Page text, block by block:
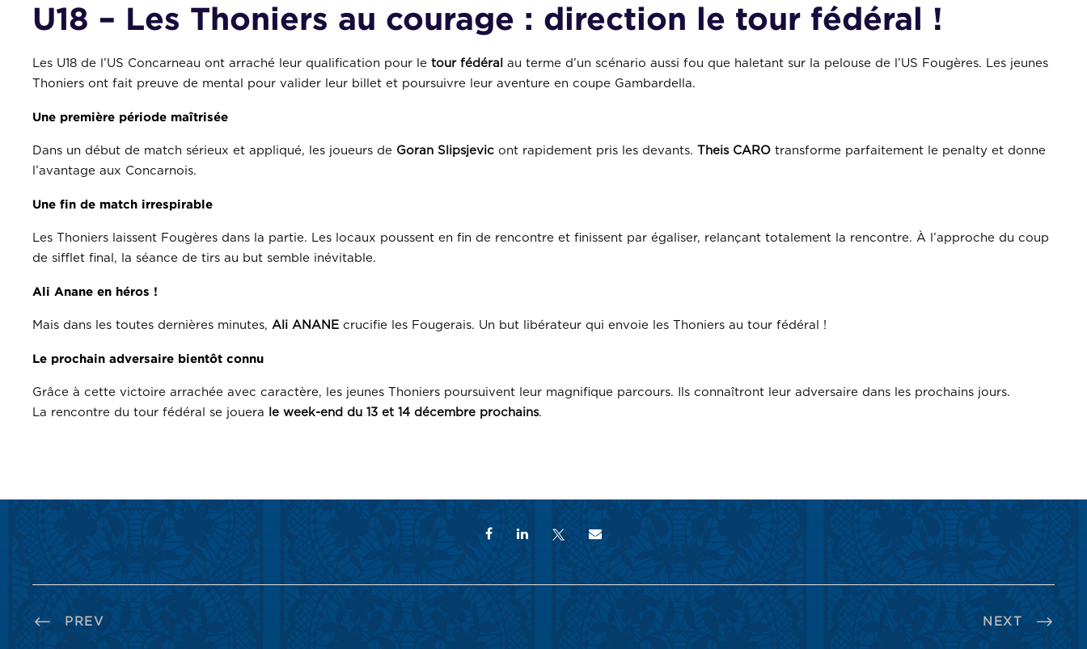
U18 – Les Thoniers au courage : direction le tour fédéral !
Les U18 de l’US Concarneau ont arraché leur qualification pour le tour fédéral au terme d’un scénario aussi fou que haletant sur la pelouse de l’US Fougères. Les jeunes
Thoniers ont fait preuve de mental pour valider leur billet et poursuivre leur aventure en coupe Gambardella.
Une première période maîtrisée
Dans un début de match sérieux et appliqué, les joueurs de Goran Slipsjevic ont rapidement pris les devants. Theis CARO transforme parfaitement le penalty et donne
l’avantage aux Concarnois.
Une fin de match irrespirable
Les Thoniers laissent Fougères dans la partie. Les locaux poussent en fin de rencontre et finissent par égaliser, relançant totalement la rencontre. À l’approche du coup
de sifflet final, la séance de tirs au but semble inévitable.
Ali Anane en héros !
Mais dans les toutes dernières minutes, Ali ANANE crucifie les Fougerais. Un but libérateur qui envoie les Thoniers au tour fédéral !
Le prochain adversaire bientôt connu
Grâce à cette victoire arrachée avec caractère, les jeunes Thoniers poursuivent leur magnifique parcours. Ils connaîtront leur adversaire dans les prochains jours.
La rencontre du tour fédéral se jouera
le week-end du 13 et 14 décembre prochains.
PREV NEXT